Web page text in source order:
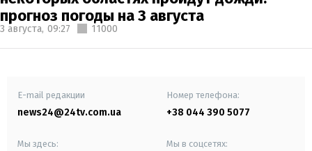
прогноз погоды на 3 августа
3 августа, 09:27 11000
E-mail редакции
news24@24tv.com.ua
Номер телефона:
+38 044 390 5077
Мы здесь: Мы в соцсетях: